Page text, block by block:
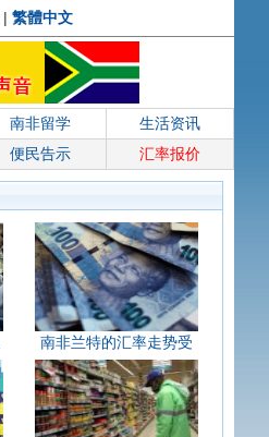
| 繁體中文
南非留学
生活资讯
便民告示 汇率报价
南非兰特的汇率走势受